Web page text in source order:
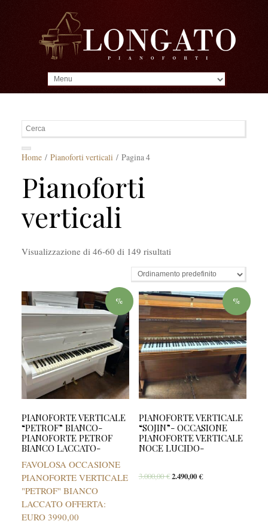
Home/ Pianoforti verticali / Pagina 4
Pianoforti
verticali
Visualizzazione di 46-60 di 149 risultati
%
PIANOFORTE VERTICALE
“PETROF” BIANCO-
PIANOFORTE PETROF
BIANCO LACCATO-
FAVOLOSA OCCASIONE
PIANOFORTE VERTICALE
"PETROF" BIANCO
LACCATO OFFERTA:
EURO 3990,00
%
PIANOFORTE VERTICALE
“SOJIN”- OCCASIONE
PIANOFORTE VERTICALE
NOCE LUCIDO-
3.000,00€2.490,00€